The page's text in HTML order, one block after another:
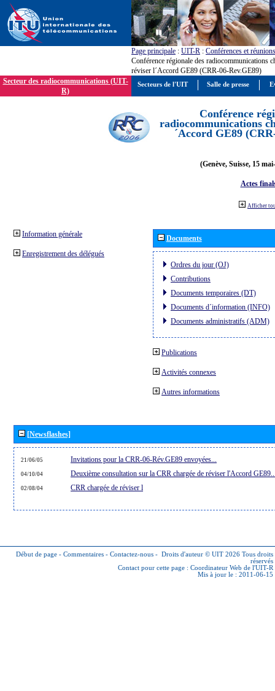
Page principale : UIT-R : Conférences et réunions
Conférence régionale des radiocommunications
réviser l´Accord GE89 (CRR-06-Rev.GE89)
Secteur des radiocommunications (UIT-
R)
Conférence
radiocommunications
´Accord GE89
(Genève, Suisse, 15
Actes
Afficher
Information générale
Enregistrement des délégués
Documents
Ordres du jour (OJ)
Contributions
Documents temporaires (DT)
Documents d´information (INFO)
Documents administratifs (ADM)
Publications
Activités connexes
Autres informations
[Newsflashes]
21/06/05 Invitations pour la CRR-06-Rév.GE89 envoyées...
04/10/04 Deuxième consultation sur la CRR chargée de réviser l'Accord
02/08/04 CRR chargée de réviser l
Début de page - Commentaires - Contactez-nous - Droits d'auteur © UIT 2026 Tous droits
réservés
Contact pour cette page : Coordinateur Web de l'UIT-R
Mis à jour le : 2011-06-15
Secteurs de l'UIT Salle de presse